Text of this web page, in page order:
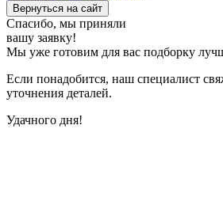
Вернуться на сайт
Спасибо, мы приняли
вашу заявку!
Мы уже готовим для вас подборку
Если понадобится, наш специалист
уточнения деталей.
Удачного дня!